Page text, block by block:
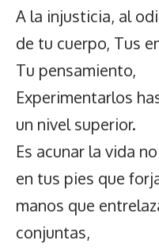
A la injusticia, al
de tu cuerpo, Tus
Tu pensamiento,
Experimentarlos
un nivel superior.
Es acunar la vida
en tus pies que
manos que
conjuntas,